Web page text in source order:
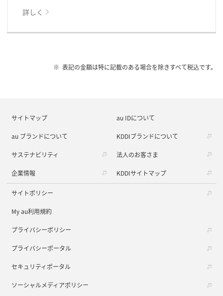
詳しく
表記の金額は特に記載のある場合を除きすべて税込です。
サイトマップ au IDについて
au ブランドについて KDDIブランドについて
サステナビリティ 法人のお客さま
企業情報 KDDIサイトマップ
サイトポリシー
My au利用規約
プライバシーポリシー
プライバシーポータル
セキュリティポータル
ソーシャルメディアポリシー